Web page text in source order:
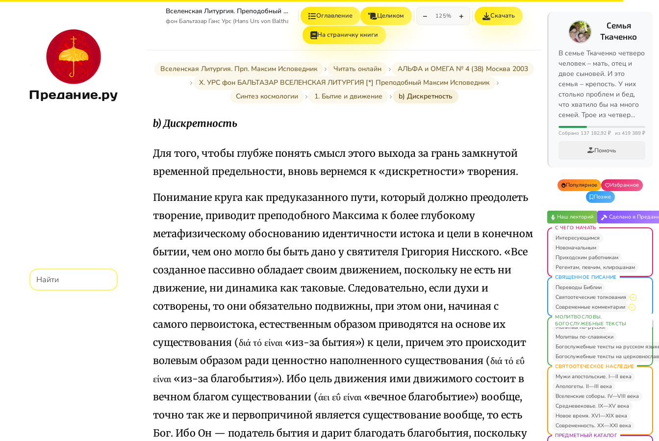
Предание.ру
Вселенская Литургия. Преподобный Максим Исповедник.
фон Бальтазар Ганс Урс (Hans Urs von Balthasar)
Оглавление Целиком − 125% + Скачать
На страничку книги
Вселенская Литургия. Прп. Максим Исповедник Читать онлайн
АЛЬФА и ОМЕГА № 4 (38) Москва 2003
X. УРС фон БАЛЬТАЗАР ВСЕЛЕНСКАЯ ЛИТУРГИЯ [*] Преподобный Максим Исповедник
Синтез космологии
1. Бытие и движение b) Дискретность
b) Дискретность
Для того, чтобы глубже понять смысл этого выхода за грань замкнутой
временной предельности, вновь вернемся к «дискретности» творения.
Понимание круга как предуказанного пути, который должно преодолеть
творение, приводит преподобного Максима к более глубокому
метафизическому обоснованию идентичности истока и цели в конечном
бытии, чем оно могло бы быть дано у святителя Григория Нисского. «Все
созданное пассивно обладает своим движением, поскольку не есть ни
движение, ни динамика как таковые. Следовательно, если духи и
сотворены, то они обязательно подвижны, при этом они, начиная с
самого первоистока, естественным образом приводятся на основе их
существования (διά τό είναι «из-за бытия») к цели, причем это происходит
волевым образом ради ценностно наполненного существования (διά τό εΰ
είναι «из-за благобытия»). Ибо цель движения ими движимого состоит в
вечном благом существовании (άει εΰ είναι «вечное благобытие») вообще,
точно так же и первопричиной является существование вообще, то есть
Бог. Ибо Он — податель бытия и дарит благодать благобытия, поскольку
Семья
Ткаченко
В семье Ткаченко четверо
человек – мать, отец и
двое сыновей. И это
семья – крепость. У них
столько проблем и бед,
что хватило бы на много
семей. Трое из четвер…
Собрано 137 182,92 ₽ из 419 389 ₽
Помочь
Популярное
Избранное
Позже
Наш лекторий Сделано в
С ЧЕГО НАЧАТЬ
Интересующимся
Новоначальным
Приходским работникам
Регентам, певчим, клирошанам
СВЯЩЕННОЕ ПИСАНИЕ
Переводы Библии
Святоотеческие толкования
Современные комментарии
МОЛИТВОСЛОВЫ.
БОГОСЛУЖЕБНЫЕ ТЕКСТЫ
Молитвы по-русски
Молитвы по-славянски
Богослужебные тексты на русском
Богослужебные тексты на
СВЯТООТЕЧЕСКОЕ НАСЛЕДИЕ
Мужи апостольские. I—II века
Апологеты. II—III века
Вселенские соборы. IV—VIII века
Средневековье. IX—XV века
Новое время. XVI—XIX века
Современность. XX—XXI века
ПРЕДМЕТНЫЙ КАТАЛОГ